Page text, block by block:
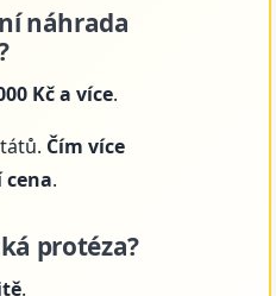
náhrada
Kč a více.
Čím více
.
protéza?
.